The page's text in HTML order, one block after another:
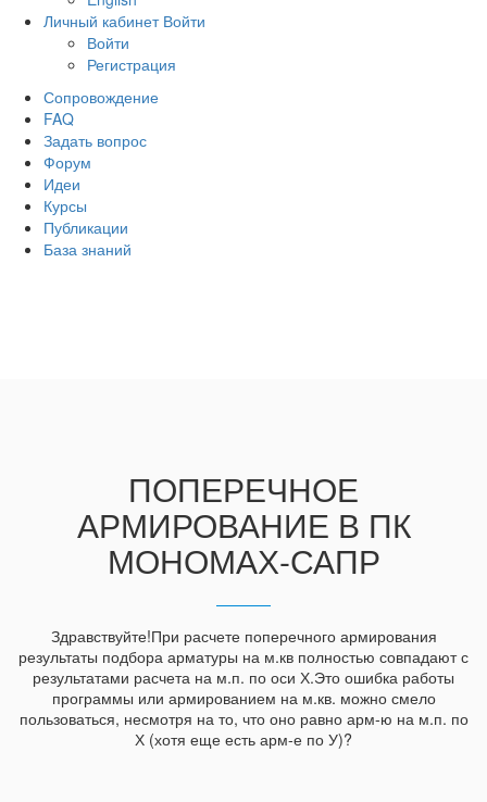
Личный кабинет Войти
Войти
Регистрация
Сопровождение
FAQ
Задать вопрос
Форум
Идеи
Курсы
Публикации
База знаний
ПОПЕРЕЧНОЕ
АРМИРОВАНИЕ В ПК
МОНОМАХ-САПР
Здравствуйте!При расчете поперечного армирования
результаты подбора арматуры на м.кв полностью совпадают с
результатами расчета на м.п. по оси Х.Это ошибка работы
программы или армированием на м.кв. можно смело
пользоваться, несмотря на то, что оно равно арм-ю на м.п. по
Х (хотя еще есть арм-е по У)?